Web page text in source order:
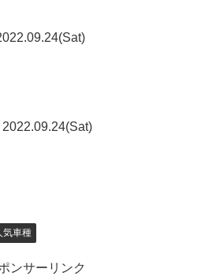
2022.09.24(Sat)
気車種
ンサーリンク